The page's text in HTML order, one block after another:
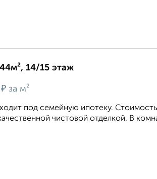
14/15 этаж
₽ за м²
под семейную ипотеку.
чистовой отделкой. В